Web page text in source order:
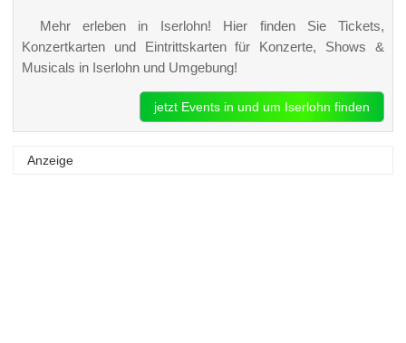
Mehr erleben in Iserlohn! Hier finden Sie Tickets,
Konzertkarten und Eintrittskarten für Konzerte, Shows &
Musicals in Iserlohn und Umgebung!
jetzt Events in und um Iserlohn finden
Anzeige